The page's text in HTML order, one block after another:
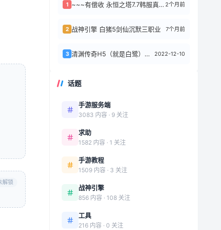
解锁
1 ~~~有偿收 永恒之塔7.7韩服真端完整版 2个月前
2 战神引擎 白猪5剑仙沉默三职业 7个月前
3 清渊传奇H5（就是白鹭）登录后卡加载90%怎么解决，清理缓存无效 2022-12-10
话题
手游服务端
3083 内容 · 9 关注
求助
1582 内容 · 1 关注
手游教程
1509 内容 · 3 关注
战神引擎
856 内容 · 108 关注
工具
216 内容 · 0 关注